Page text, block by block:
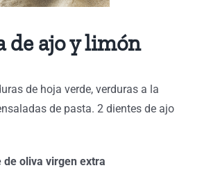
de ajo y limón
de hoja verde, verduras a la
de pasta. 2 dientes de ajo
de oliva virgen extra